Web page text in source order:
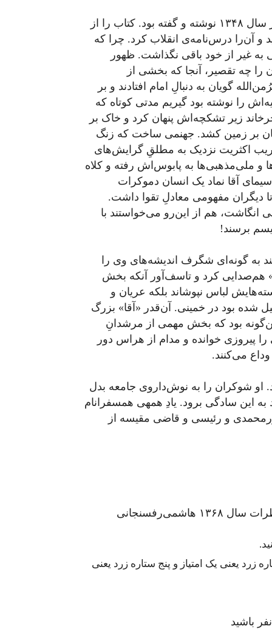
اشکال از او نبود که این‌همه را در کتاب ولایت فقیه در سال ۱۳۴۸ نوشته و گفته بود. کتاب را از
آن‌را درس‌نامه‌ی انقلاب کرد. چرا که
غیر از خود باقی نگذاشت. ظهور
را چه تقصیر، آنجا که بخشی از
گویان به دنبالِ امام افتادند و بر
را نوشته بود گیریم مدتی کوتاه که
زیر تشکچه‌اش پنهان کرد و خاک بر
بر زمین کشد. جهنمی ساخت که زنگ
اکثریت نزدیک به مطلقِ گرایش‌های
و ملی‌مذهبی‌ها به پابوس‌اش رفته و کلاه
آقا نماد یک انسان دموکرات
دیگران مفهومی معادلِ تقوا داشت.
هم از این‌رو می‌خواستند با
برسند!
به گونه‌ای شگرف اندیشه‌های وی را
هم‌صدایی کرد و تاسف‌آور آنکه بخش
لباس نپوشاند بلکه عریان و
شده بود در خمینی. آن‌قدر «آقا» بزرگ
بود که بخش مهمی از مرشدانِ
پیروزی خوانده و مدام از هراس دور
می‌کنند.
او شوکران را به نوش‌داروی جامعه بدل
به این سادگی برود. یادِ همه­ی هم­سفران­ام
و رئیسی و قاضی مقیسه از
یعنی یک امتیاز و پنج ستاره زرد یعنی
باشید